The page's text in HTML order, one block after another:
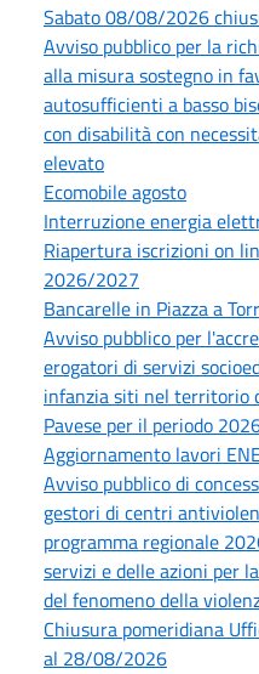
Sabato 08/08/2026
Avviso pubblico per la
alla misura sostegno in
autosufficienti a basso
con disabilità con
elevato
Ecomobile agosto
Interruzione energia
Riapertura iscrizioni on
2026/2027
Bancarelle in Piazza a
Avviso pubblico per
erogatori di servizi
infanzia siti nel territorio
Pavese per il periodo
Aggiornamento lavori
Avviso pubblico di
gestori di centri
programma regionale
servizi e delle azioni per
del fenomeno della
Chiusura pomeridiana
al 28/08/2026